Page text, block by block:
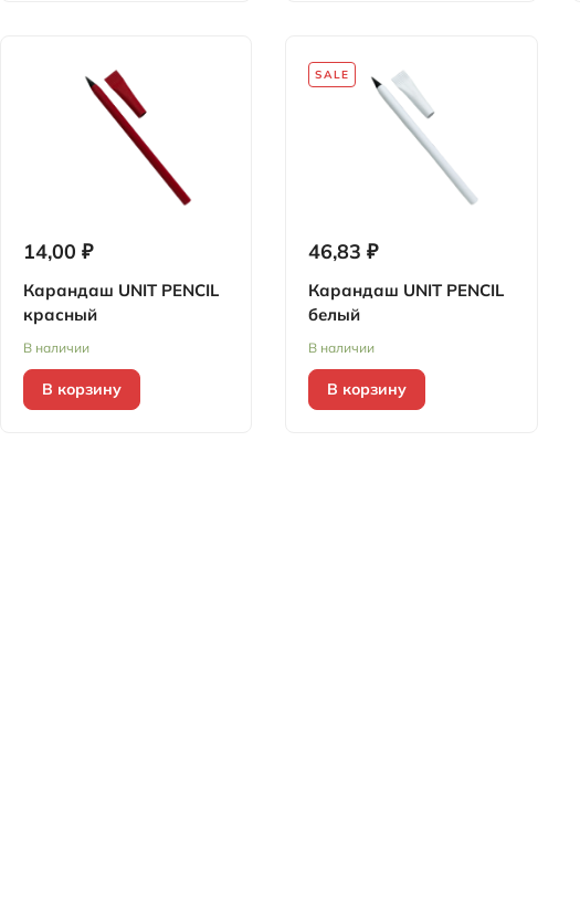
14,00 ₽
Карандаш UNIT PENCIL
красный
В наличии
В корзину
SALE
46,83 ₽
Карандаш UNIT PENCIL
белый
В наличии
В корзину